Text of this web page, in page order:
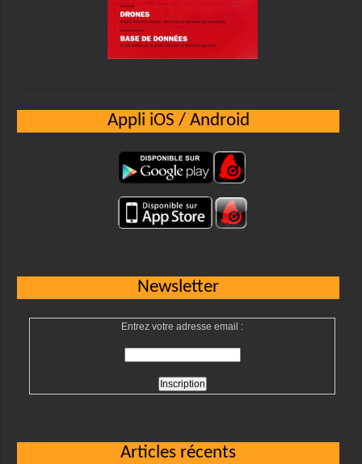
Appli iOS / Android
Newsletter
Entrez votre adresse email :
Articles récents